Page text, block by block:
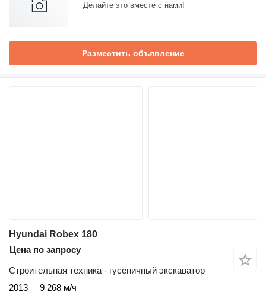
Делайте это вместе с нами!
Разместить объявление
Hyundai Robex 180
Цена по запросу
Строительная техника - гусеничный экскаватор
2013
9 268 м/ч